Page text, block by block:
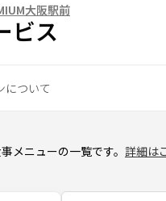
大阪駅前
ビス
について
メニューの一覧です。 詳細は